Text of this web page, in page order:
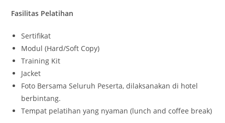
Fasilitas Pelatihan
Sertifikat
Modul (Hard/Soft Copy)
Training Kit
Jacket
Foto Bersama Seluruh Peserta, dilaksanakan di hotel
berbintang.
Tempat pelatihan yang nyaman (lunch and coffee break)